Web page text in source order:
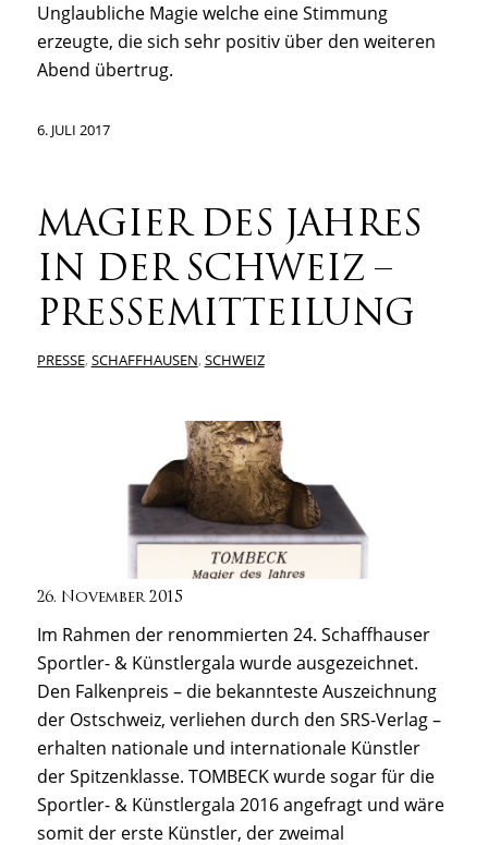
Unglaubliche Magie welche eine Stimmung
erzeugte, die sich sehr positiv über den weiteren
Abend übertrug.
6. JULI 2017
MAGIER DES JAHRES
IN DER SCHWEIZ –
PRESSEMITTEILUNG
PRESSE,SCHAFFHAUSEN,SCHWEIZ
26. November 2015
Im Rahmen der renommierten 24. Schaffhauser
Sportler- & Künstlergala wurde ausgezeichnet.
Den Falkenpreis – die bekannteste Auszeichnung
der Ostschweiz, verliehen durch den SRS-Verlag –
erhalten nationale und internationale Künstler
der Spitzenklasse. TOMBECK wurde sogar für die
Sportler- & Künstlergala 2016 angefragt und wäre
somit der erste Künstler, der zweimal